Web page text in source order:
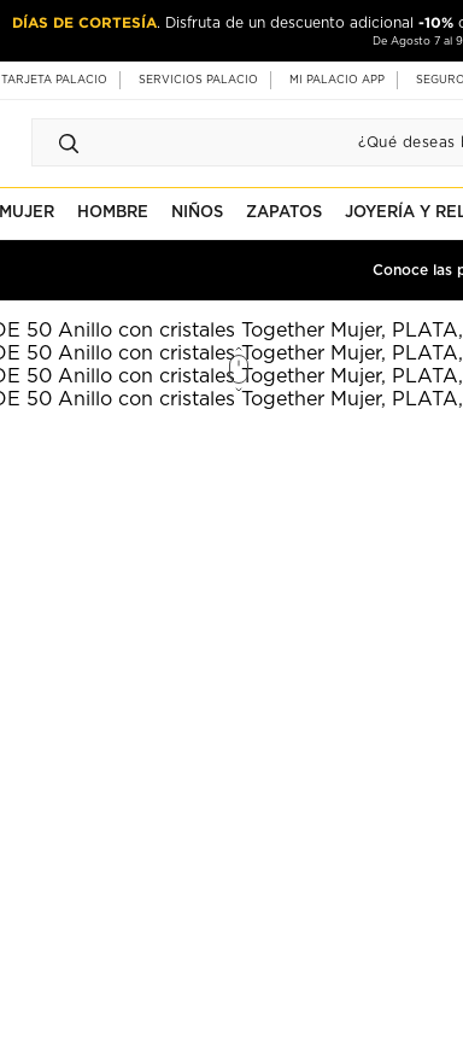
DÍAS DE CORTESÍA. Disfruta de un descuento adicional -10%
De Agosto 7 al
TARJETA PALACIO SERVICIOS PALACIO MI PALACIO APP
MUJER HOMBRE NIÑOS ZAPATOS JOYERÍA Y
Conoce las